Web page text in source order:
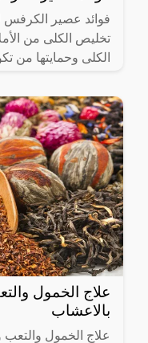
فوائد عصير الكرفس
تخليص الكلى من
الكلى وحمايتها من
علاج الخمول
بالاعشاب
علاج الخمول والتعب